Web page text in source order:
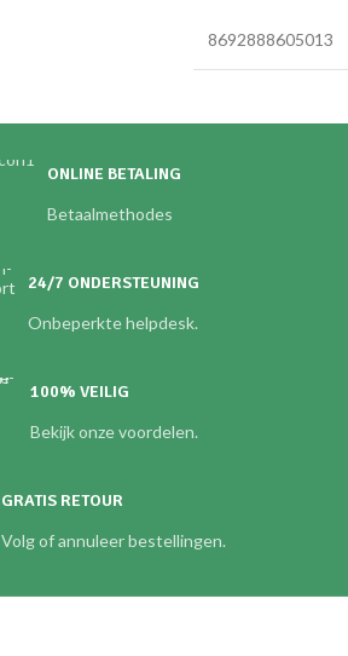
8692888605013
ONLINE BETALING
Betaalmethodes
24/7 ONDERSTEUNING
Onbeperkte helpdesk.
100% VEILIG
Bekijk onze voordelen.
GRATIS RETOUR
Volg of annuleer bestellingen.